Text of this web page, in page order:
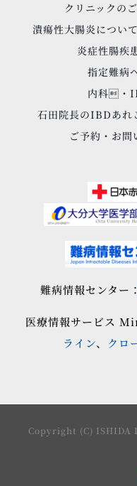
クリニックの
潰瘍性大腸炎について
炎症性腸疾
指定難病
内科・
石田院長のIBDあれ
ご予約・お問
難病情報センター：
医療情報サービス
ライン、 クロ
Copyright (C) ISHIDA